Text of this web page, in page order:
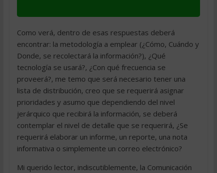
Como verá, dentro de esas respuestas deberá
encontrar: la metodología a emplear (¿Cómo, Cuándo y
Donde, se recolectará la información?), ¿Qué
tecnología se usará?, ¿Con qué frecuencia se
proveerá?, me temo que será necesario tener una
lista de distribución, creo que se requerirá asignar
prioridades y asumo que dependiendo del nivel
jerárquico que recibirá la información, se deberá
contemplar el nivel de detalle que se requerirá, ¿Se
requerirá elaborar un informe, un reporte, una nota
informativa o simplemente un correo electrónico?
Mi querido lector, indiscutiblemente, la Comunicación